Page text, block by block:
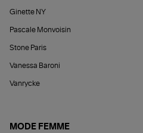
Ginette NY
Pascale Monvoisin
Stone Paris
Vanessa Baroni
Vanrycke
MODE FEMME